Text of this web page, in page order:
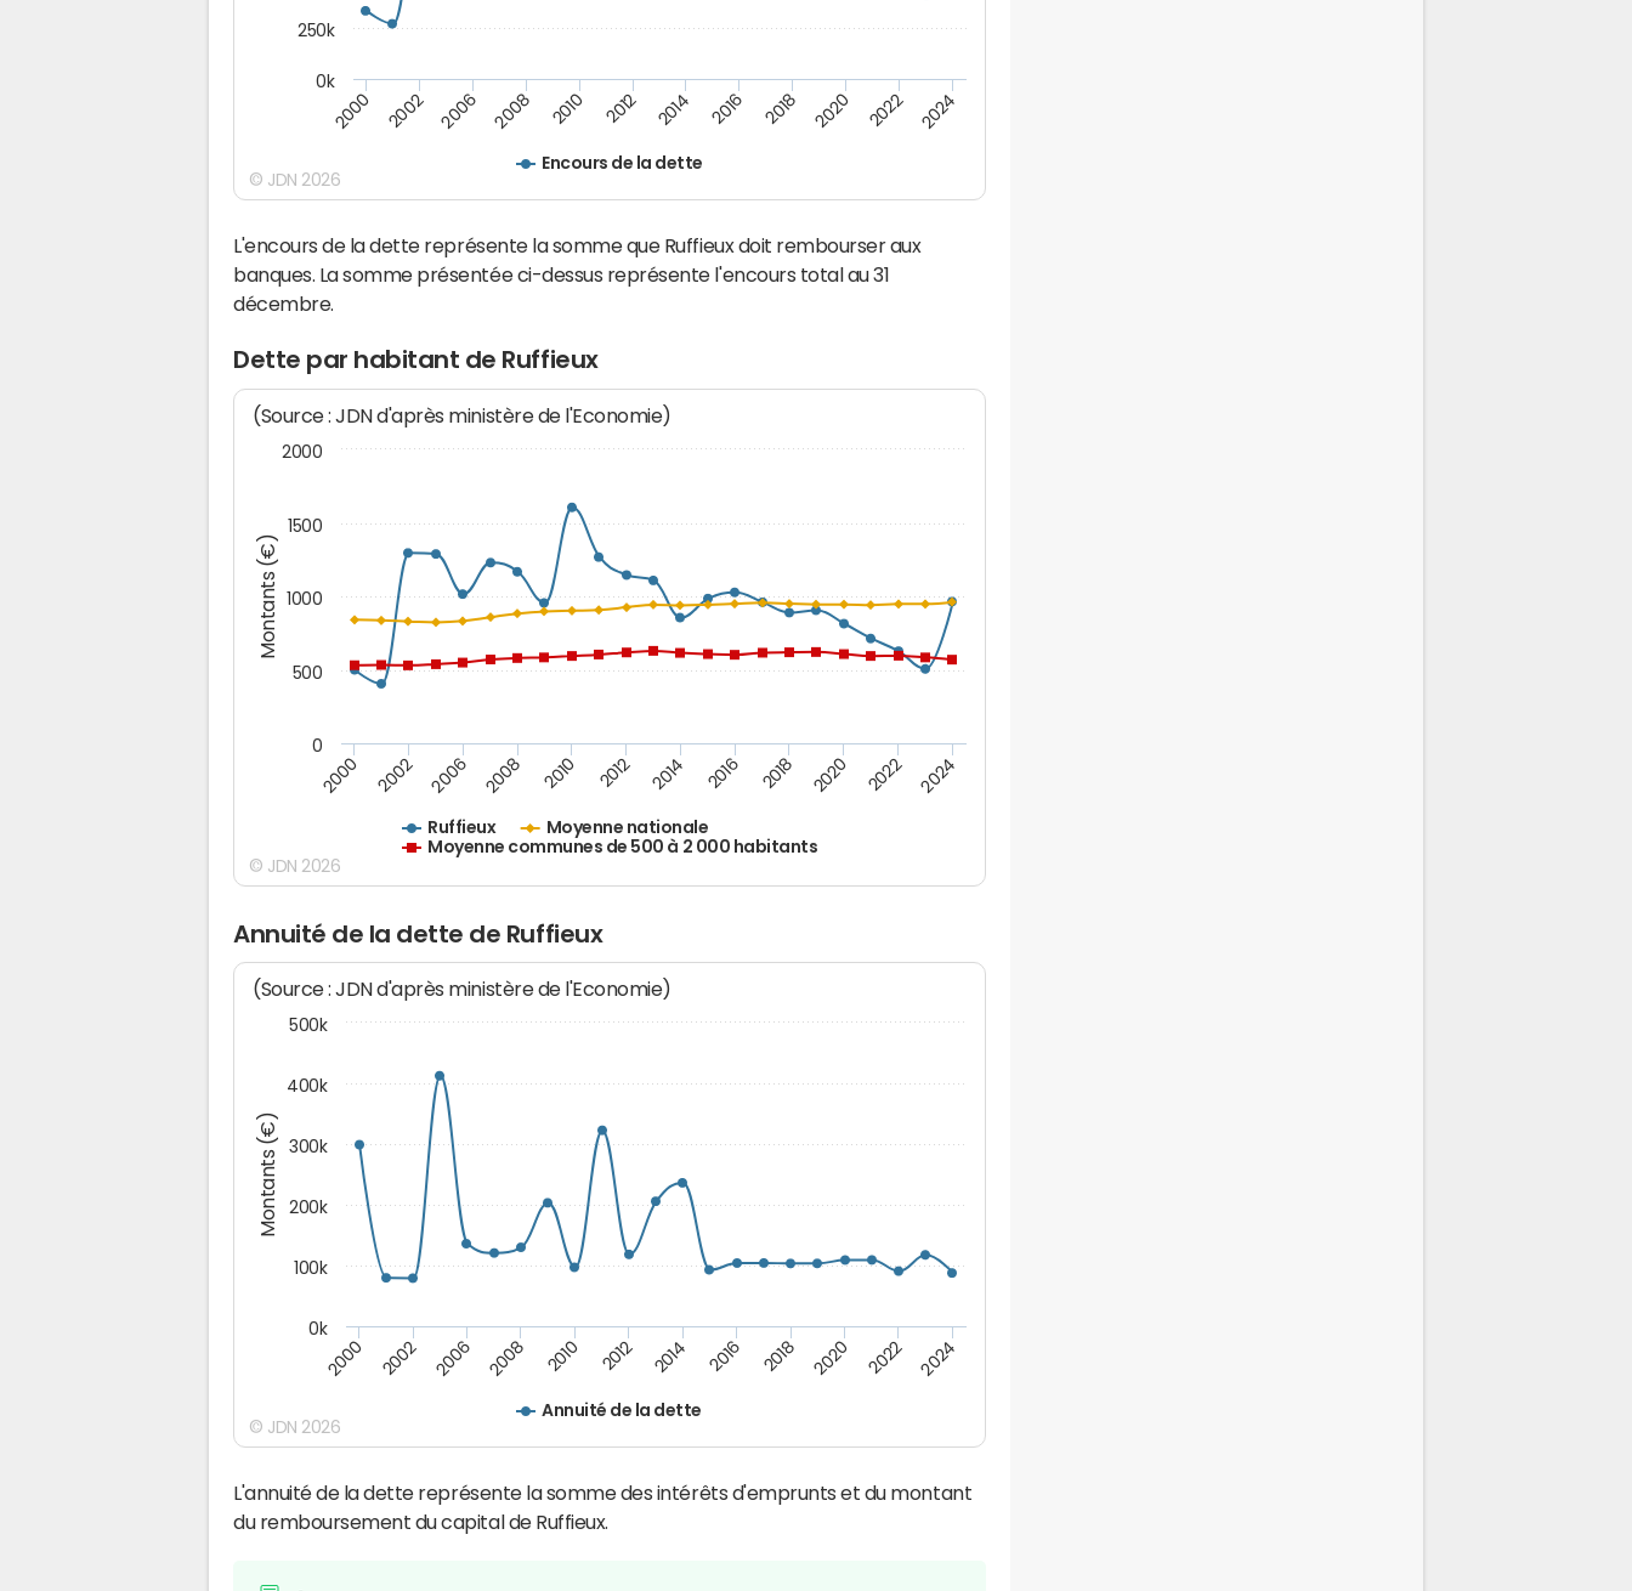
Encours de la dette
2000 2002 2006 2008 2010 2012 2014 2016 2018 2020 2022 2024
0k
250k
© JDN 2026
L'encours de la dette représente la somme que Ruffieux doit rembourser aux
banques. La somme présentée ci-dessus représente l'encours total au 31
décembre.
Dette par habitant de Ruffieux
Montants (€)
(Source : JDN d'après ministère de l'Economie)
Ruffieux
Moyenne nationale
Moyenne communes de 500 à 2 000 habitants
2000 2002 2006 2008 2010 2012 2014 2016 2018 2020 2022 2024
500
1000
1500
0
2000
© JDN 2026
Annuité de la dette de Ruffieux
Montants (€)
(Source : JDN d'après ministère de l'Economie)
Annuité de la dette
2000 2002 2006 2008 2010 2012 2014 2016 2018 2020 2022 2024
0k
100k
200k
300k
400k
500k
© JDN 2026
L'annuité de la dette représente la somme des intérêts d'emprunts et du montant
du remboursement du capital de Ruffieux.